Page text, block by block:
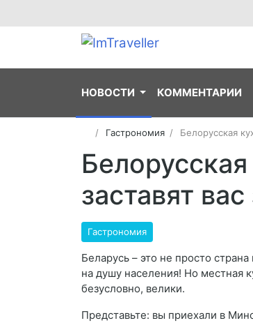
НОВОСТИ КОММЕНТАРИИ
Гастрономия Белорусская
заставят
Гастрономия
Беларусь – это не просто
на душу населения! Но местная
безусловно, велики.
Представьте: вы приехали в